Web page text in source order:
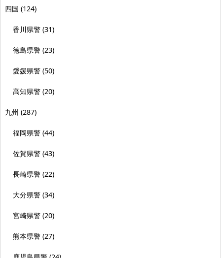
四国 (124)
香川県警 (31)
徳島県警 (23)
愛媛県警 (50)
高知県警 (20)
九州 (287)
福岡県警 (44)
佐賀県警 (43)
長崎県警 (22)
大分県警 (34)
宮崎県警 (20)
熊本県警 (27)